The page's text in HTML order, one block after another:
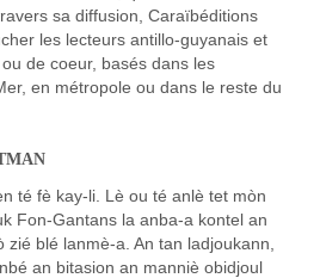
sa diffusion, Caraïbéditions
les lecteurs antillo-guyanais et
de coeur, basés dans les
en métropole ou dans le reste du
té fè kay-li. Lè ou té anlè tet mòn
Fon-Gantans la anba-a kontel an
blé lanmè-a. An tan ladjoukann,
an bitasion an manniè obidjoul